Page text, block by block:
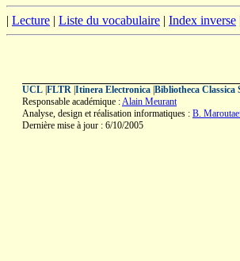
| Lecture | Liste du vocabulaire | Index inverse
UCL FLTR Itinera Electronica Bibliotheca Classica
Responsable académique :Alain Meurant
Analyse, design et réalisation informatiques : B.
Dernière mise à jour : 6/10/2005